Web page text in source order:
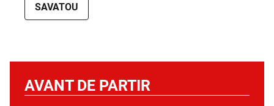
SAVATOU
AVANT DE PARTIR